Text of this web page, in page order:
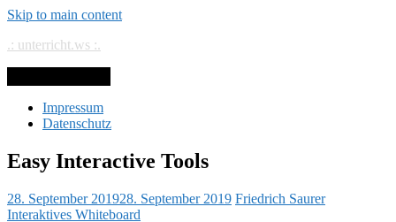
Skip to main content
.: unterricht.ws :.
Impressum
Datenschutz
Easy Interactive Tools
28. September 201928. September 2019 Friedrich Saurer
Interaktives Whiteboard